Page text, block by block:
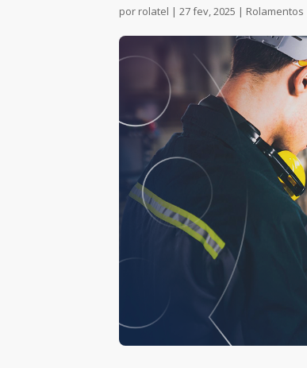
por rolatel | 27 fev, 2025 | Rolamentos